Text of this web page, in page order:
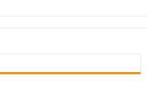
Tidak Ada Toleransi!